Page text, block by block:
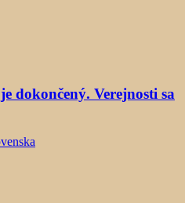
dokončený. Verejnosti sa